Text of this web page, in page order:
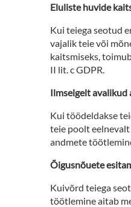
Eluliste huvide
Kui teiega seotud
vajalik teie või
kaitsmiseks,
II lit. c GDPR.
Ilmselgelt avalikud
Kui töödeldakse
teie poolt
andmete
Õigusnõuete
Kuivõrd teiega
töötlemine aitab